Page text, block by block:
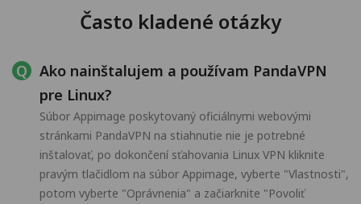
Často kladené otázky
Ako nainštalujem a používam PandaVPN
pre Linux?
Súbor Appimage poskytovaný oficiálnymi webovými
stránkami PandaVPN na stiahnutie nie je potrebné
inštalovať, po dokončení sťahovania Linux VPN kliknite
pravým tlačidlom na súbor Appimage, vyberte "Vlastnosti",
potom vyberte "Oprávnenia" a začiarknite "Povoliť